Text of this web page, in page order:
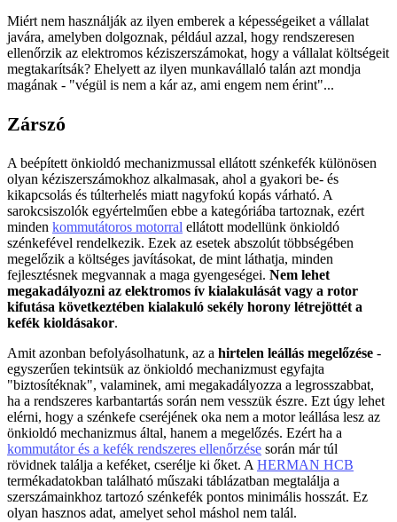
Miért nem használják az ilyen emberek a képességeiket a vállalat
javára, amelyben dolgoznak, például azzal, hogy rendszeresen
ellenőrzik az elektromos kéziszerszámokat, hogy a vállalat költségeit
megtakarítsák? Ehelyett az ilyen munkavállaló talán azt mondja
magának - "végül is nem a kár az, ami engem nem érint"...
Zárszó
A beépített önkioldó mechanizmussal ellátott szénkefék különösen
olyan kéziszerszámokhoz alkalmasak, ahol a gyakori be- és
kikapcsolás és túlterhelés miatt nagyfokú kopás várható. A
sarokcsiszolók egyértelműen ebbe a kategóriába tartoznak, ezért
minden kommutátoros motorral ellátott modellünk önkioldó
szénkefével rendelkezik. Ezek az esetek abszolút többségében
megelőzik a költséges javításokat, de mint láthatja, minden
fejlesztésnek megvannak a maga gyengeségei. Nem lehet
megakadályozni az elektromos ív kialakulását vagy a rotor
kifutása következtében kialakuló sekély horony létrejöttét a
kefék kioldásakor.
Amit azonban befolyásolhatunk, az a hirtelen leállás megelőzése -
egyszerűen tekintsük az önkioldó mechanizmust egyfajta
"biztosítéknak", valaminek, ami megakadályozza a legrosszabbat,
ha a rendszeres karbantartás során nem vesszük észre. Ezt úgy lehet
elérni, hogy a szénkefe cseréjének oka nem a motor leállása lesz az
önkioldó mechanizmus által, hanem a megelőzés. Ezért ha a
kommutátor és a kefék rendszeres ellenőrzése során már túl
rövidnek találja a keféket, cserélje ki őket. A HERMAN HCB
termékadatokban található műszaki táblázatban megtalálja a
szerszámainkhoz tartozó szénkefék pontos minimális hosszát. Ez
olyan hasznos adat, amelyet sehol máshol nem talál.